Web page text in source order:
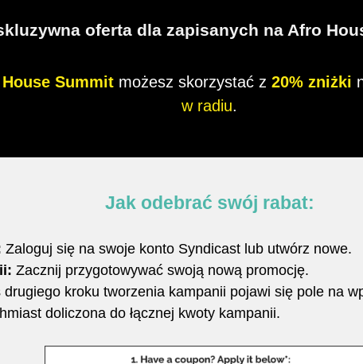
oferta dla zapisanych na Afro
Summitmożesz skorzystać z 20% zniżki
w radiu.
Jak odebrać swój rabat:
Zaloguj się na swoje konto Syndicast lub utwórz nowe.
Zacznij przygotowywać swoją nową promocję.
drugiego kroku tworzenia kampanii pojawi się pole na
doliczona do łącznej kwoty kampanii.